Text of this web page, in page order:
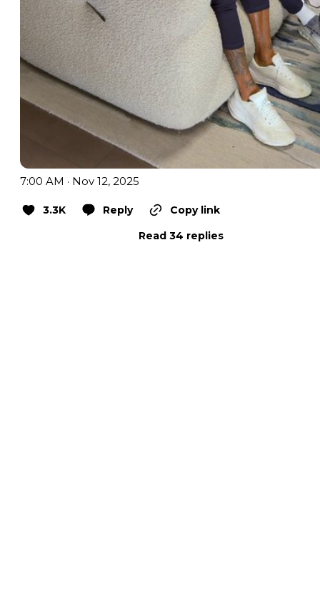
7:00 AM · Nov 12, 2025
3.3K Reply
Copy link
Read 34 replies